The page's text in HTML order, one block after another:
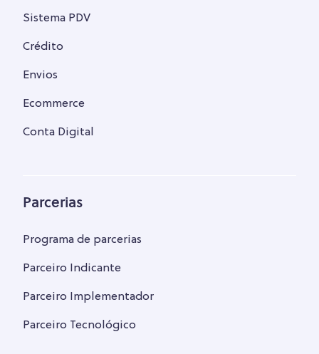
Sistema PDV
Crédito
Envios
Ecommerce
Conta Digital
Parcerias
Programa de parcerias
Parceiro Indicante
Parceiro Implementador
Parceiro Tecnológico